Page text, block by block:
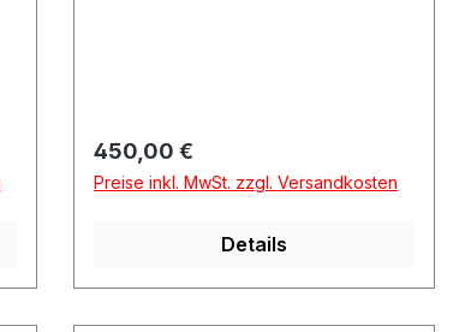
Regulärer Preis:
450,00 €
Preise inkl. MwSt. zzgl. Versandkosten
Details